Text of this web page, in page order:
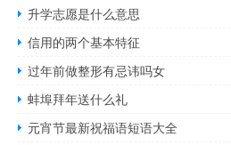
升学志愿是什么意思
信用的两个基本特征
过年前做整形有忌讳吗女
蚌埠拜年送什么礼
元宵节最新祝福语短语大全